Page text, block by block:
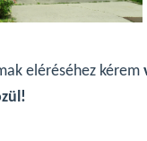
eléréséhez kérem